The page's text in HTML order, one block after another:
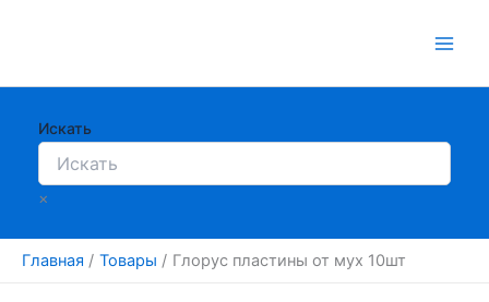
Искать
×
Главная Товары Глорус пластины от мух 10шт